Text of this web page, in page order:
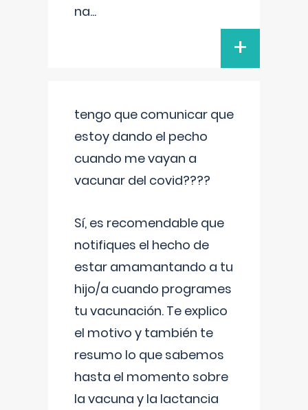
na...
+
tengo que comunicar que
estoy dando el pecho
cuando me vayan a
vacunar del covid????
Sí, es recomendable que
notifiques el hecho de
estar amamantando a tu
hijo/a cuando programes
tu vacunación. Te explico
el motivo y también te
resumo lo que sabemos
hasta el momento sobre
la vacuna y la lactancia